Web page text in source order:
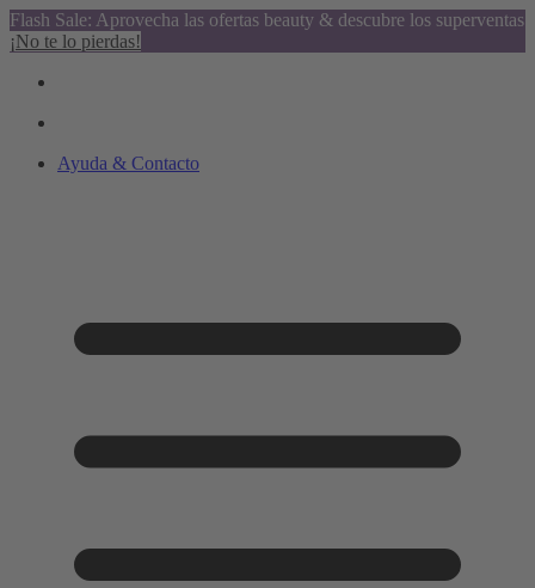
Flash Sale: Aprovecha las ofertas beauty & descubre los superventas
¡No te lo pierdas!
Ayuda & Contacto